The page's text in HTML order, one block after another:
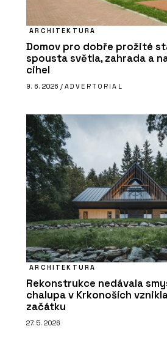
ARCHITEKTURA
Domov pro dobře prožité
spousta světla, zahrada a
cihel
9. 6. 2026 / ADVERTORIAL
ARCHITEKTURA
Rekonstrukce nedávala
chalupa v Krkonoších
začátku
27. 5. 2026